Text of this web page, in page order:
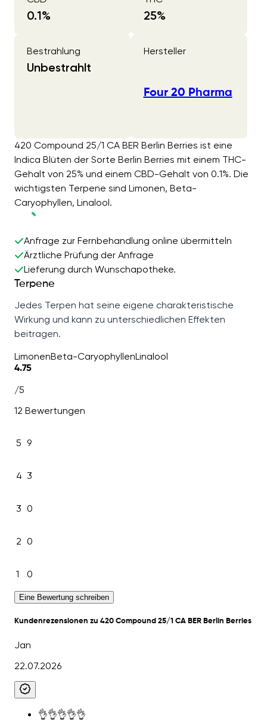
0.1% 25%
Bestrahlung
Unbestrahlt
Hersteller
Four 20 Pharma
420 Compound 25/1 CA BER Berlin Berries ist eine
Indica Blüten der Sorte Berlin Berries mit einem THC-
Gehalt von 25% und einem CBD-Gehalt von 0.1%. Die
wichtigsten Terpene sind Limonen, Beta-
Caryophyllen, Linalool.
Anfrage zur Fernbehandlung online übermitteln
Ärztliche Prüfung der Anfrage
Lieferung durch Wunschapotheke.
Terpene
Jedes Terpen hat seine eigene charakteristische
Wirkung und kann zu unterschiedlichen Effekten
beitragen.
LimonenBeta-CaryophyllenLinalool
4.75
/5
12 Bewertungen
5 9
4 3
3 0
2 0
1 0
Eine Bewertung schreiben
Kundenrezensionen zu 420 Compound 25/1 CA BER Berlin Berries
Jan
22.07.2026
👌👌👌👌👌